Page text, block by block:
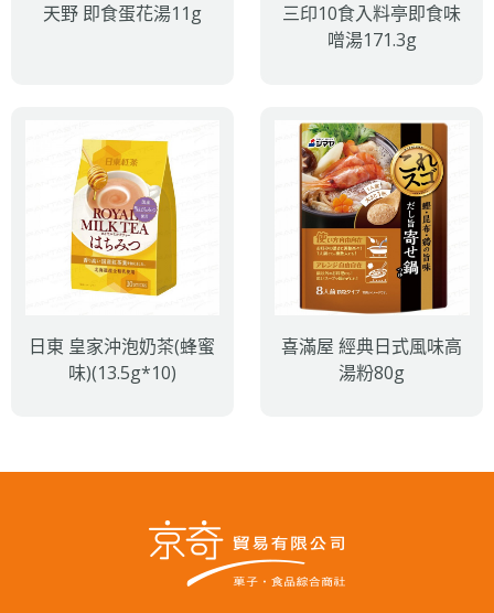
天野 即食蛋花湯11g
三印10食入料亭即食味
噌湯171.3g
日東 皇家沖泡奶茶(蜂蜜
味)(13.5g*10)
喜滿屋 經典日式風味高
湯粉80g